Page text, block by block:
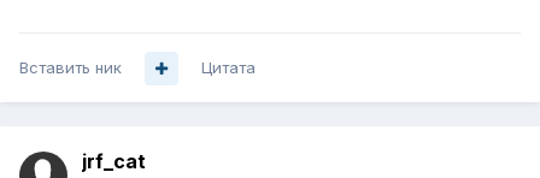
Вставить ник Цитата
jrf_cat